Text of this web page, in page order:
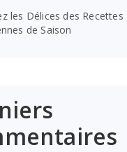
les Délices des Recettes
de Saison